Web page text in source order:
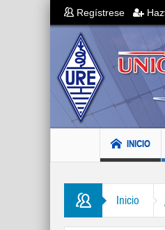
Regístrese
INICIO
Inicio